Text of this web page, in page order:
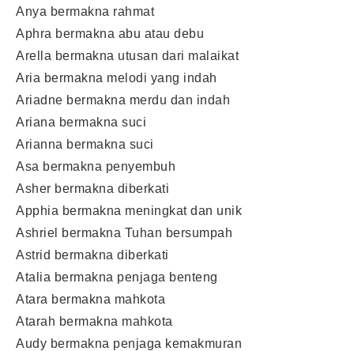
Anya bermakna rahmat
Aphra bermakna abu atau debu
Arella bermakna utusan dari malaikat
Aria bermakna melodi yang indah
Ariadne bermakna merdu dan indah
Ariana bermakna suci
Arianna bermakna suci
Asa bermakna penyembuh
Asher bermakna diberkati
Apphia bermakna meningkat dan unik
Ashriel bermakna Tuhan bersumpah
Astrid bermakna diberkati
Atalia bermakna penjaga benteng
Atara bermakna mahkota
Atarah bermakna mahkota
Audy bermakna penjaga kemakmuran